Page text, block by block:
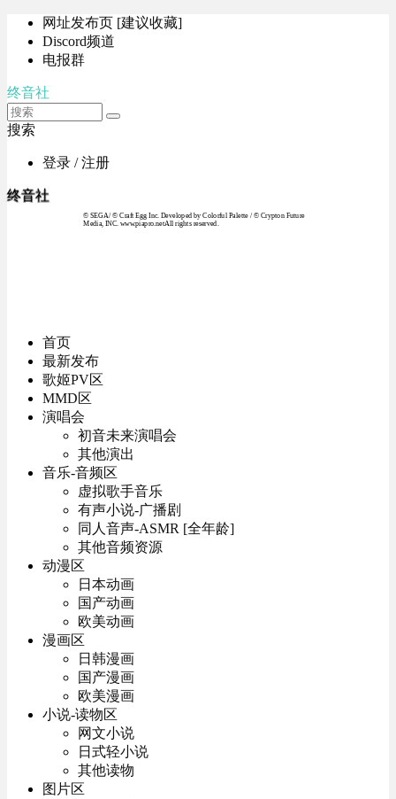
网址发布页 [建议收藏]
Discord频道
电报群
终音社
搜索
登录 / 注册
终音社
© SEGA / © Craft Egg Inc. Developed by Colorful Palette / © Crypton Future
Media, INC. www.piapro.netAll rights reserved.
首页
最新发布
歌姬PV区
MMD区
演唱会
初音未来演唱会
其他演出
音乐-音频区
虚拟歌手音乐
有声小说-广播剧
同人音声-ASMR [全年龄]
其他音频资源
动漫区
日本动画
国产动画
欧美动画
漫画区
日韩漫画
国产漫画
欧美漫画
小说-读物区
网文小说
日式轻小说
其他读物
图片区